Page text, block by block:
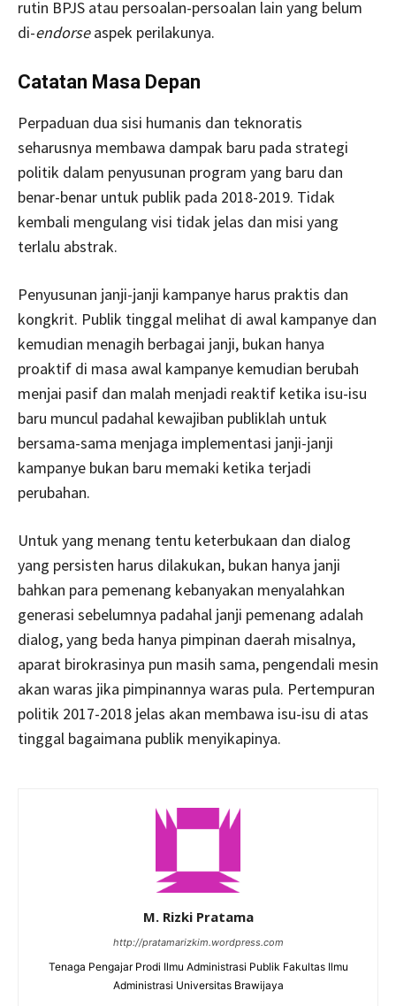
rutin BPJS atau persoalan-persoalan lain yang belum
di-endorseaspek perilakunya.
Catatan Masa Depan
Perpaduan dua sisi humanis dan teknoratis
seharusnya membawa dampak baru pada strategi
politik dalam penyusunan program yang baru dan
benar-benar untuk publik pada 2018-2019. Tidak
kembali mengulang visi tidak jelas dan misi yang
terlalu abstrak.
Penyusunan janji-janji kampanye harus praktis dan
kongkrit. Publik tinggal melihat di awal kampanye dan
kemudian menagih berbagai janji, bukan hanya
proaktif di masa awal kampanye kemudian berubah
menjai pasif dan malah menjadi reaktif ketika isu-isu
baru muncul padahal kewajiban publiklah untuk
bersama-sama menjaga implementasi janji-janji
kampanye bukan baru memaki ketika terjadi
perubahan.
Untuk yang menang tentu keterbukaan dan dialog
yang persisten harus dilakukan, bukan hanya janji
bahkan para pemenang kebanyakan menyalahkan
generasi sebelumnya padahal janji pemenang adalah
dialog, yang beda hanya pimpinan daerah misalnya,
aparat birokrasinya pun masih sama, pengendali mesin
akan waras jika pimpinannya waras pula. Pertempuran
politik 2017-2018 jelas akan membawa isu-isu di atas
tinggal bagaimana publik menyikapinya.
M. Rizki Pratama
http://pratamarizkim.wordpress.com
Tenaga Pengajar Prodi Ilmu Administrasi Publik Fakultas Ilmu
Administrasi Universitas Brawijaya